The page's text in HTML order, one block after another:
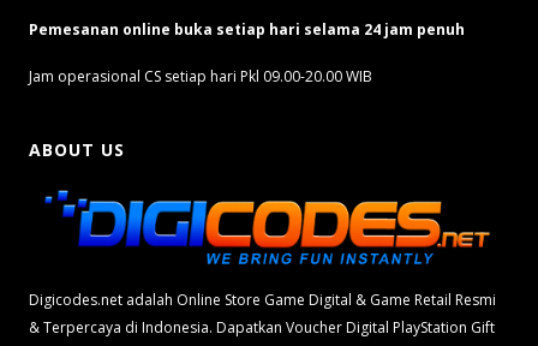
Pemesanan online buka setiap hari selama 24 jam penuh
Jam operasional CS setiap hari Pkl 09.00-20.00 WIB
ABOUT US
Digicodes.net adalah Online Store Game Digital & Game Retail Resmi
& Terpercaya di Indonesia. Dapatkan Voucher Digital PlayStation Gift